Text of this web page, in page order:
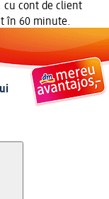
cu cont de client
în 60 minute.